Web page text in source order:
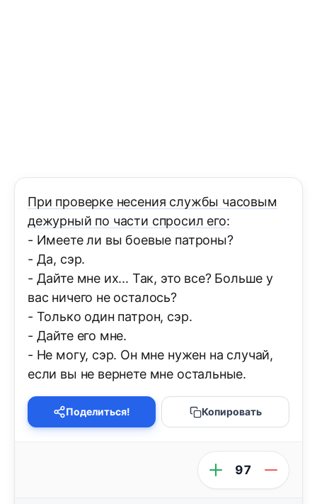
При проверке несения службы часовым
дежурный по части спросил его:
- Имеете ли вы боевые патроны?
- Да, сэр.
- Дайте мне их... Так, это все? Больше у
вас ничего не осталось?
- Только один патрон, сэр.
- Дайте его мне.
- Не могу, сэр. Он мне нужен на случай,
если вы не вернете мне остальные.
Поделиться! Копировать
97